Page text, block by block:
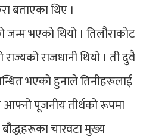
बताएका थिए ।
जन्म भएको थियो । तिलौराकोट
राजधानी थियो । ती दुवै
भएको हुनाले तिनीहरूलाई
पूजनीय तीर्थको रूपमा
चारवटा मुख्य